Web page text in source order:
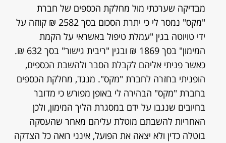
מבדיקה שערכתי מול מחלקת הכספים של חברת
"מקס" נמסר לי כי יתרת הסכום בסך 2582 ₪ קוזזה על
ידי טויוטה בגין "עמלת טיפול באשראי על הקמת
המימון" בסך 1869 ₪ ובגין "ריבית גישור" בסך 632 ₪.
כאשר פניתי אליהם לקבלת הסבר ולהשבת הכספים,
הופניתי בחזרה לחברת "מקס". מנגד, מחלקת הכספים
בחברת "מקס" הבהירה לי באופן מפורש כי מדובר
בחיובים שנגבו על ידם במסגרת הליך המימון, ולכן
האחריות להשבתם מוטלת עליהם מאחר שהעסקה
בוטלה כדין ולא יצאה את הפועל, אינני רואה כל הצדקה